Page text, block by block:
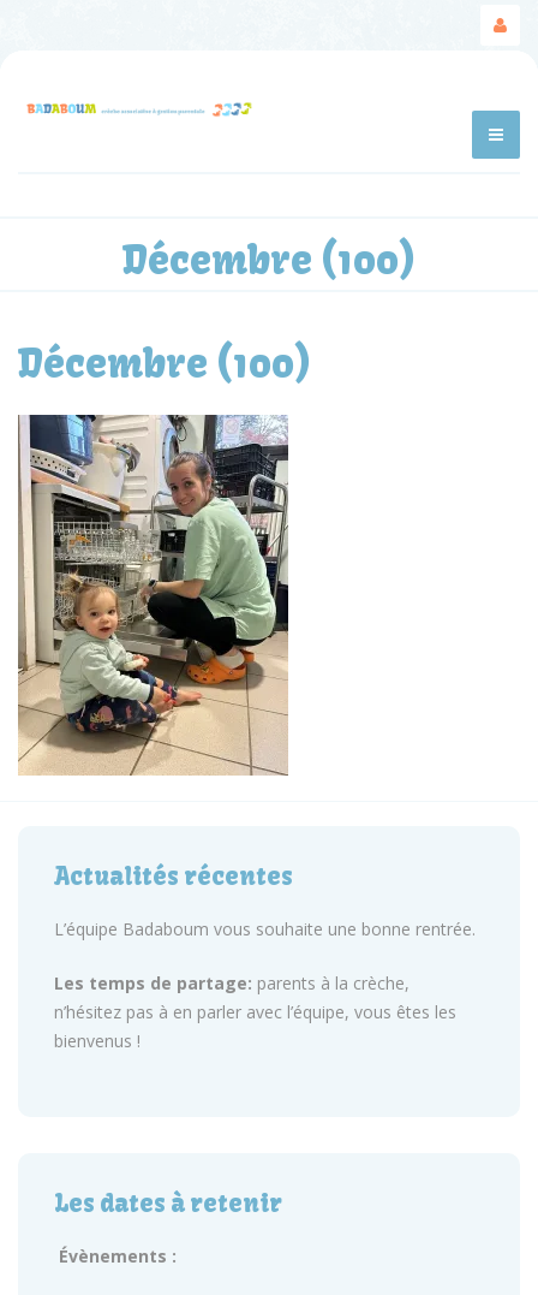
Décembre (100)
Décembre (100)
Actualités récentes
L’équipe Badaboum vous souhaite une bonne rentrée.
Les temps de partage: parents à la crèche,
n’hésitez pas à en parler avec l’équipe, vous êtes les
bienvenus !
Les dates à retenir
Évènements :